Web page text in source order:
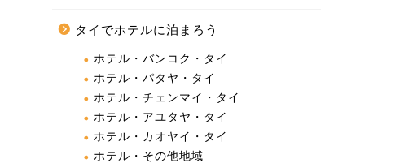
タイでホテルに泊まろう
ホテル・バンコク・タイ
ホテル・パタヤ・タイ
ホテル・チェンマイ・タイ
ホテル・アユタヤ・タイ
ホテル・カオヤイ・タイ
ホテル・その他地域